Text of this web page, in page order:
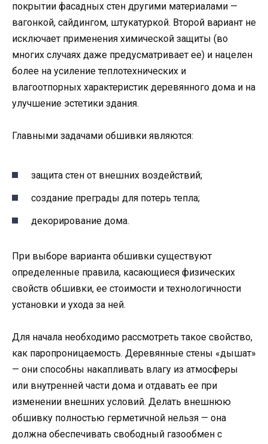
покрытии фасадных стен другими материалами —
вагонкой, сайдингом, штукатуркой. Второй вариант не
исключает применения химической защиты (во
многих случаях даже предусматривает ее) и нацелен
более на усиление теплотехнических и
влагоотпорных характеристик деревянного дома и на
улучшение эстетики здания.
Главными задачами обшивки являются:
защита стен от внешних воздействий;
создание преграды для потерь тепла;
декорирование дома.
При выборе варианта обшивки существуют
определенные правила, касающиеся физических
свойств обшивки, ее стоимости и технологичности
установки и ухода за ней.
Для начала необходимо рассмотреть такое свойство,
как паропроницаемость. Деревянные стены «дышат»
— они способны накапливать влагу из атмосферы
или внутренней части дома и отдавать ее при
изменении внешних условий. Делать внешнюю
обшивку полностью герметичной нельзя — она
должна обеспечивать свободный газообмен с